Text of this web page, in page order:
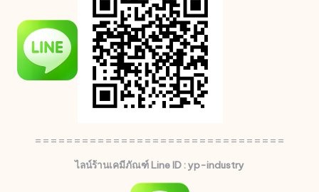
================================
ไลน์ร้านเคมีภัณฑ์ Line ID : yp-industry